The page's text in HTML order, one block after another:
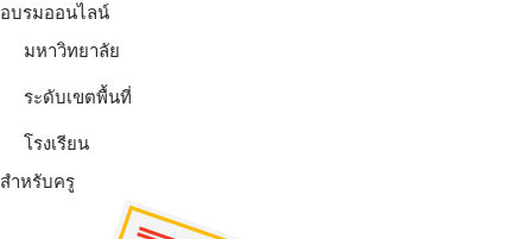
อบรมออนไลน์
มหาวิทยาลัย
ระดับเขตพื้นที่
โรงเรียน
สำหรับครู